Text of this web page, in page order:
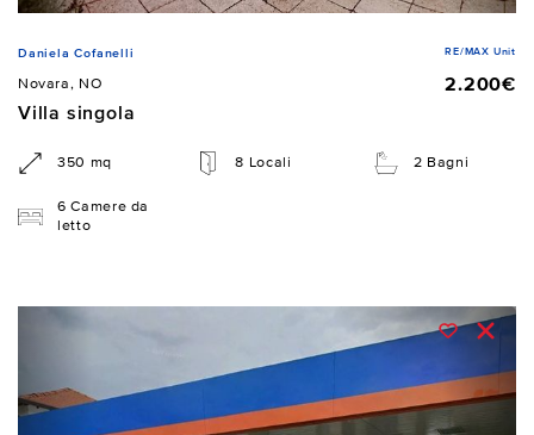
Daniela Cofanelli RE/MAX Unit
Novara, NO
2.200€
Villa singola
350 mq 8 Locali 2 Bagni
6 Camere da
letto